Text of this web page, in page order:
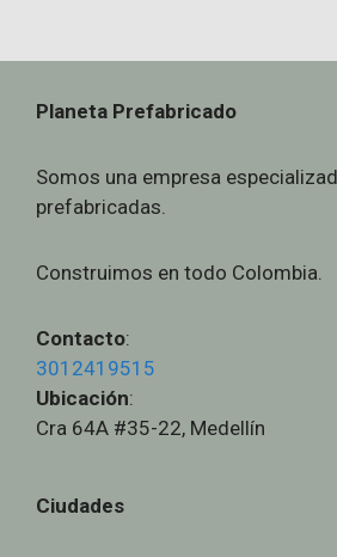
Planeta Prefabricado
Somos una empresa
prefabricadas.
Construimos en todo Colombia.
Contacto:
3012419515
Ubicación:
Cra 64A #35-22, Medellín
Ciudades